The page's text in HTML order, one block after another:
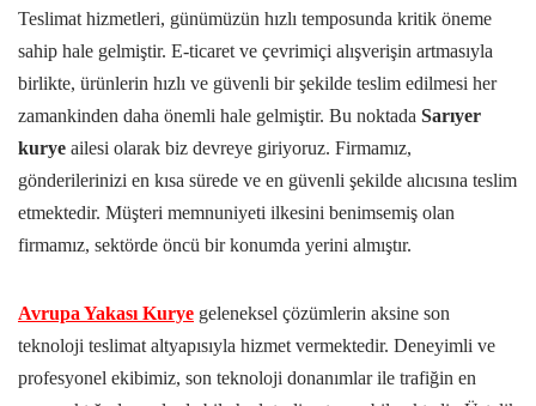
Teslimat hizmetleri, günümüzün hızlı temposunda kritik öneme
sahip hale gelmiştir. E-ticaret ve çevrimiçi alışverişin artmasıyla
birlikte, ürünlerin hızlı ve güvenli bir şekilde teslim edilmesi her
zamankinden daha önemli hale gelmiştir. Bu noktada Sarıyer
kurye ailesi olarak biz devreye giriyoruz. Firmamız,
gönderilerinizi en kısa sürede ve en güvenli şekilde alıcısına teslim
etmektedir. Müşteri memnuniyeti ilkesini benimsemiş olan
firmamız, sektörde öncü bir konumda yerini almıştır.
Avrupa Yakası Kurye geleneksel çözümlerin aksine son
teknoloji teslimat altyapısıyla hizmet vermektedir. Deneyimli ve
profesyonel ekibimiz, son teknoloji donanımlar ile trafiğin en